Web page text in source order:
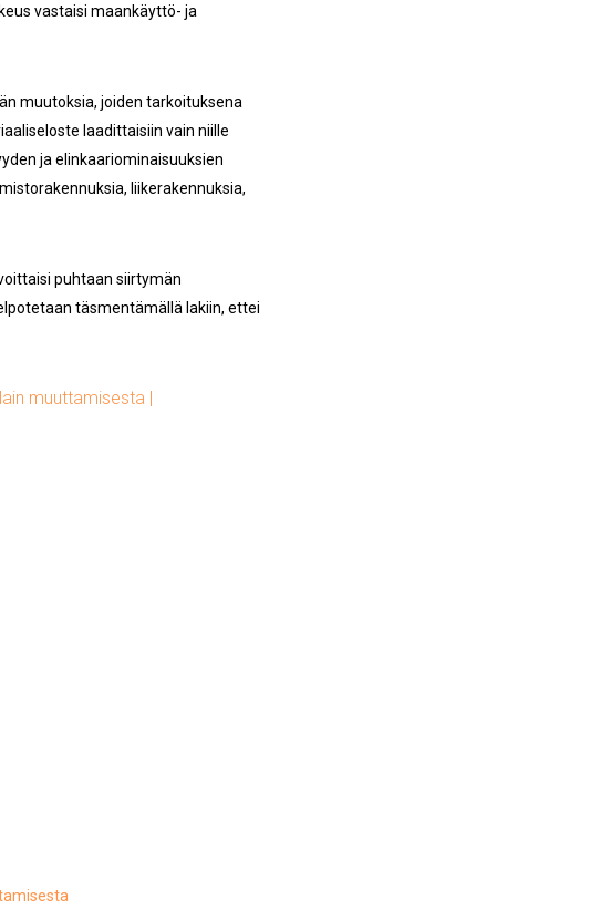
vastaisi maankäyttö- ja
muutoksia, joiden tarkoituksena
laadittaisiin vain niille
ja elinkaariominaisuuksien
liikerakennuksia,
puhtaan siirtymän
täsmentämällä lakiin, ettei
muuttamisesta |